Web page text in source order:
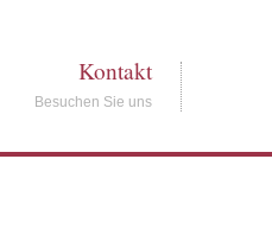
Kontakt
Besuchen Sie uns